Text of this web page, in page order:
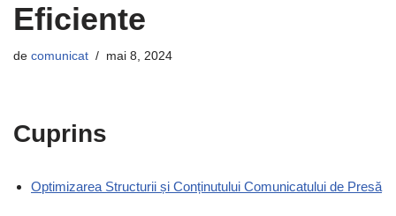
Eficiente
de comunicat mai 8, 2024
Cuprins
Optimizarea Structurii și Conținutului Comunicatului de Presă